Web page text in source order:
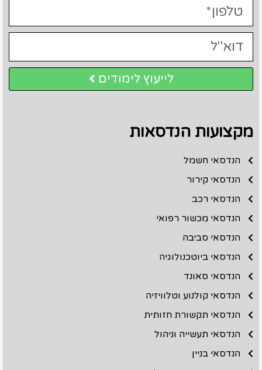
לייעוץ לימודים
מקצועות הנדסאות
הנדסאי חשמל
הנדסאי קירור
הנדסאי רכב
הנדסאי מכשור רפואי
הנדסאי סביבה
הנדסאי ביוטכנולוגיה
הנדסאי סאונד
הנדסאי קולנוע וטלוויזיה
הנדסאי תקשורת חזותית
הנדסאי תעשייה וניהול
הנדסאי בניין